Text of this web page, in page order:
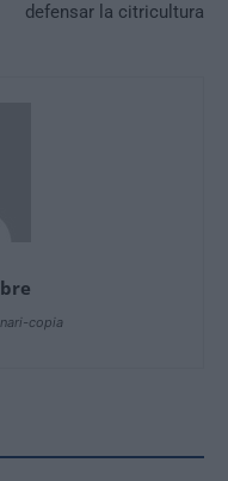
defensar la citricultura
copia